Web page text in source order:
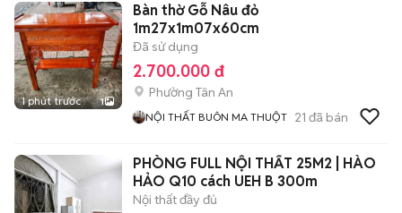
1 phút trước 1
Bàn thờ Gỗ Nâu đỏ
1m27x1m07x60cm
Đã sử dụng
2.700.000 đ
Phường Tân An
NỘI THẤT BUÔN MA THUỘT 21 đã bán
PHÒNG FULL NỘI THẤT 25M2 | HÀO
HẢO Q10 cách UEH B 300m
Nội thất đầy đủ